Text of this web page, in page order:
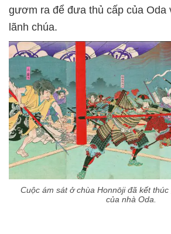
gươm ra để đưa thủ cấp của Oda
lãnh chúa.
Cuộc ám sát ở chùa Honnōji đã kết
của nhà Oda.